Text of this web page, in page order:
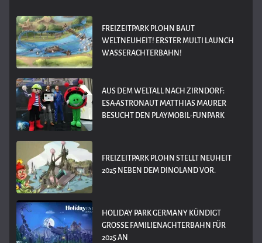
FREIZEITPARK PLOHN BAUT
WELTNEUHEIT! ERSTER MULTI LAUNCH
WASSERACHTERBAHN!
AUS DEM WELTALL NACH ZIRNDORF:
ESA-ASTRONAUT MATTHIAS MAURER
BESUCHT DEN PLAYMOBIL-FUNPARK
FREIZEITPARK PLOHN STELLT NEUHEIT
2025 NEBEN DEM DINOLAND VOR.
HOLIDAY PARK GERMANY KÜNDIGT
GROSSE FAMILIENACHTERBAHN FÜR 2
025 AN